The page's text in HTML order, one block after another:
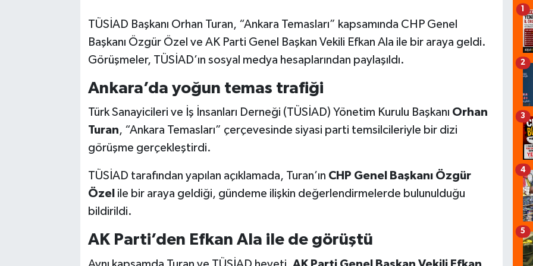
TÜSİAD Başkanı Orhan Turan, “Ankara Temasları” kapsamında CHP Genel
Başkanı Özgür Özel ve AK Parti Genel Başkan Vekili Efkan Ala ile bir araya geldi.
Görüşmeler, TÜSİAD’ın sosyal medya hesaplarından paylaşıldı.
Ankara’da yoğun temas trafiği
Türk Sanayicileri ve İş İnsanları Derneği (TÜSİAD) Yönetim Kurulu Başkanı Orhan
Turan, “Ankara Temasları” çerçevesinde siyasi parti temsilcileriyle bir dizi
görüşme gerçekleştirdi.
TÜSİAD tarafından yapılan açıklamada, Turan’ın CHP Genel Başkanı Özgür
Özel ile bir araya geldiği, gündeme ilişkin değerlendirmelerde bulunulduğu
bildirildi.
AK Parti’den Efkan Ala ile de görüştü
1
2
3
4
5